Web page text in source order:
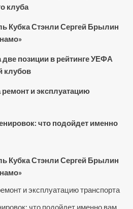
клуба
Кубка Стэнли Сергей Брылин
позиции в рейтинге УЕФА
клубов
и эксплуатацию
что подойдет именно
Кубка Стэнли Сергей Брылин
и эксплуатацию транспорта